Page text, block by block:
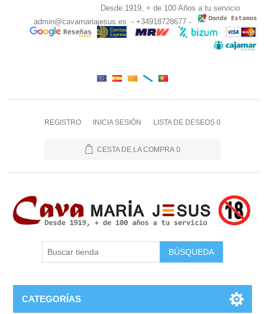
Desde 1919, + de 100 Años a tu servicio
admin@cavamariajesus.es
- +34918728677 -
REGISTRO INICIA SESIÓN LISTA DE DESEOS 0
CESTA DE LA COMPRA 0
CATEGORÍAS